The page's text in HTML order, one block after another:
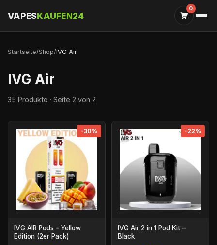
VAPESKAUFEN24
0
Startseite/Shop/IVG Air
IVG Air
35 Produkte · Seite 2 von 2
-30%
IVG AIR Pods – Yellow
Edition (2er Pack)
-22%
IVG Air 2 in 1 Pod Kit –
Black